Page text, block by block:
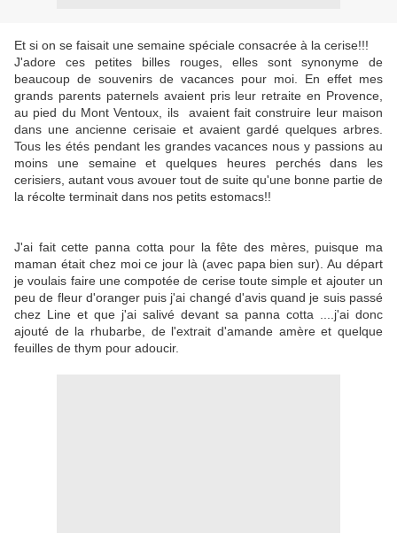
Et si on se faisait une semaine spéciale consacrée à la cerise!!!
J'adore ces petites billes rouges, elles sont synonyme de
beaucoup de souvenirs de vacances pour moi. En effet mes
grands parents paternels avaient pris leur retraite en Provence,
au pied du Mont Ventoux, ils avaient fait construire leur maison
dans une ancienne cerisaie et avaient gardé quelques arbres.
Tous les étés pendant les grandes vacances nous y passions au
moins une semaine et quelques heures perchés dans les
cerisiers, autant vous avouer tout de suite qu'une bonne partie de
la récolte terminait dans nos petits estomacs!!
J'ai fait cette panna cotta pour la fête des mères, puisque ma
maman était chez moi ce jour là (avec papa bien sur). Au départ
je voulais faire une compotée de cerise toute simple et ajouter un
peu de fleur d'oranger puis j'ai changé d'avis quand je suis passé
chez Line et que j'ai salivé devant sa panna cotta ....j'ai donc
ajouté de la rhubarbe, de l'extrait d'amande amère et quelque
feuilles de thym pour adoucir.